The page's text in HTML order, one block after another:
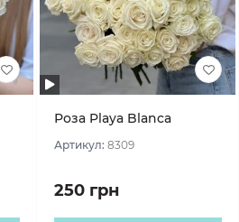
Роза Playa Blanca
Артикул: 8309
250 грн